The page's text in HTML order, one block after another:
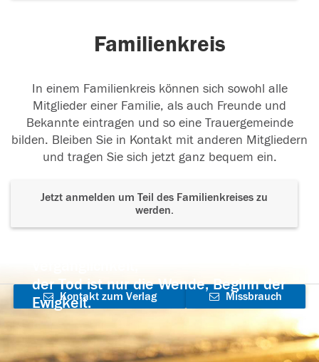
Familienkreis
In einem Familienkreis können sich sowohl alle
Mitglieder einer Familie, als auch Freunde und
Bekannte eintragen und so eine Trauergemeinde
bilden. Bleiben Sie in Kontakt mit anderen Mitgliedern
und tragen Sie sich jetzt ganz bequem ein.
Jetzt anmelden um Teil des Familienkreises zu
werden.
der Tod ist nur die Wende, Beginn der
Ewigkeit.
Kontakt zum Verlag
aufnehmen
Missbrauch